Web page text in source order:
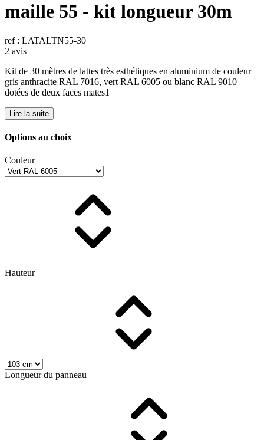
maille 55 - kit longueur 30m
ref : LATALTN55-30
2 avis
Kit de 30 mètres de lattes très esthétiques en aluminium de couleur
gris anthracite RAL 7016, vert RAL 6005 ou blanc RAL 9010
dotées de deux faces mates1
Lire la suite
Options au choix
Couleur
Hauteur
Longueur du panneau